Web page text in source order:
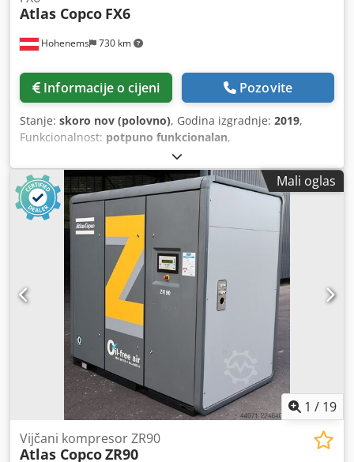
Hohenems 730 km
Atlas Copco FX6
Informacije o cijeni Pozovite
Stanje: skoro nov (polovno), Godina izgradnje: 2019,
Funkcionalnost: potpuno funkcionalan,
Mali oglas
1 / 19
Vijčani kompresor ZR90
Atlas CopcoZR90